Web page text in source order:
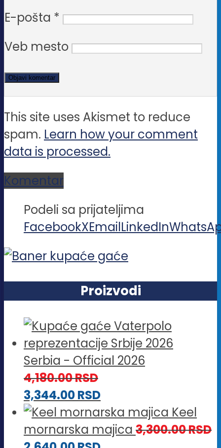
E-pošta *
Veb mesto
This site uses Akismet to reduce
spam. Learn how your comment
data is processed.
Komentar
Podeli sa prijateljima
FacebookXEmailLinkedIn
Proizvodi
Serbia - Official 2026
4,180.00RSD
3,344.00RSD
Keel
mornarska majica 3,300.00RSD